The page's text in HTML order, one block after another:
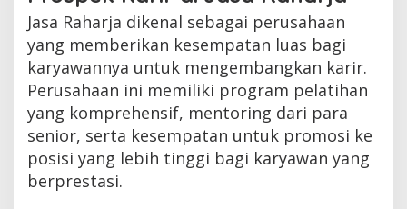
Jasa Raharja dikenal sebagai perusahaan
yang memberikan kesempatan luas bagi
karyawannya untuk mengembangkan karir.
Perusahaan ini memiliki program pelatihan
yang komprehensif, mentoring dari para
senior, serta kesempatan untuk promosi ke
posisi yang lebih tinggi bagi karyawan yang
berprestasi.